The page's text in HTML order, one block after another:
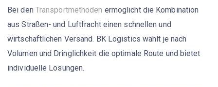
Bei den Transportmethoden ermöglicht die Kombination
aus Straßen- und Luftfracht einen schnellen und
wirtschaftlichen Versand. BK Logistics wählt je nach
Volumen und Dringlichkeit die optimale Route und bietet
individuelle Lösungen.